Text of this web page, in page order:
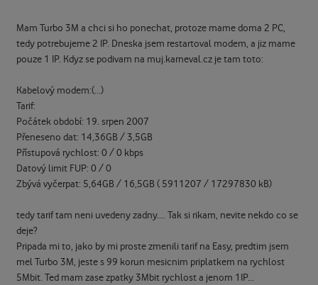
Mam Turbo 3M a chci si ho ponechat, protoze mame doma 2 PC,
tedy potrebujeme 2 IP. Dneska jsem restartoval modem, a jiz mame
pouze 1 IP. Kdyz se podivam na muj.karneval.cz je tam toto:
Kabelový modem:(...)
Tarif:
Počátek období: 19. srpen 2007
Přeneseno dat: 14,36GB / 3,5GB
Přístupová rychlost: 0 / 0 kbps
Datový limit FUP: 0 / 0
Zbývá vyčerpat: 5,64GB / 16,5GB ( 5911207 / 17297830 kB)
tedy tarif tam neni uvedeny zadny.... Tak si rikam, nevite nekdo co se
deje?
Pripada mi to, jako by mi proste zmenili tarif na Easy, predtim jsem
mel Turbo 3M, jeste s 99 korun mesicnim priplatkem na rychlost
5Mbit. Ted mam zase zpatky 3Mbit rychlost a jenom 1IP...